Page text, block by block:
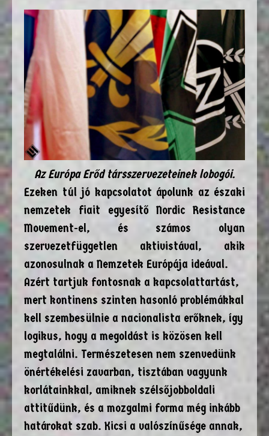
Az Európa Erőd társszervezeteinek lobogói.
Ezeken túl jó kapcsolatot ápolunk az északi
nemzetek fiait egyesítő Nordic Resistance
Movement-el, és számos olyan
szervezetfüggetlen aktivistával, akik
azonosulnak a Nemzetek Európája ideával.
Azért tartjuk fontosnak a kapcsolattartást,
mert kontinens szinten hasonló problémákkal
kell szembesülnie a nacionalista erőknek, így
logikus, hogy a megoldást is közösen kell
megtalálni. Természetesen nem szenvedünk
önértékelési zavarban, tisztában vagyunk
korlátainkkal, amiknek szélsőjobboldali
attitűdünk, és a mozgalmi forma még inkább
határokat szab. Kicsi a valószínűsége annak,